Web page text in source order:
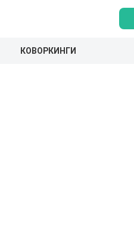
КОВОРКИНГИ